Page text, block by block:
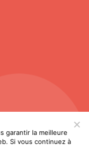
garantir la meilleure
Si vous continuez à